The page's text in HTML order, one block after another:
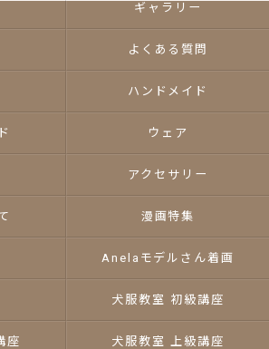
ギャラリー
よくある質問
ハンドメイド
ウェア
アクセサリー
漫画特集
Anelaモデルさん着画
犬服教室 初級講座
座 犬服教室 上級講座